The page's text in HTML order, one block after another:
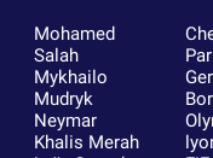
Mohamed
Salah
Mykhailo
Mudryk
Neymar
Khalis Merah